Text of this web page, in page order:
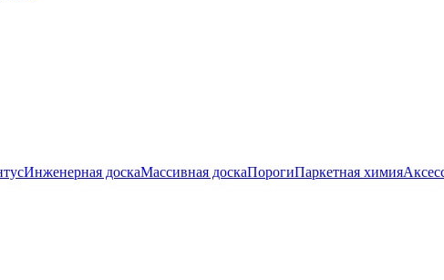
Инженерная доскаМассивная доскаПорогиПаркетная химия